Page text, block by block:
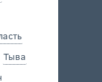
Тыва